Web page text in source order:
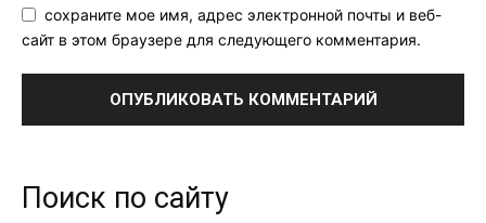
сохраните мое имя, адрес электронной почты и веб-
сайт в этом браузере для следующего комментария.
Поиск по сайту